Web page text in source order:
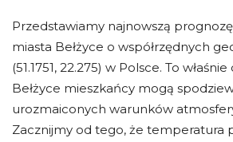
Przedstawiamy najnowszą
miasta Bełżyce o współrzędnych
(51.1751, 22.275) w Polsce. To
Bełżyce mieszkańcy mogą
urozmaiconych warunków
Zacznijmy od tego, że temperatura